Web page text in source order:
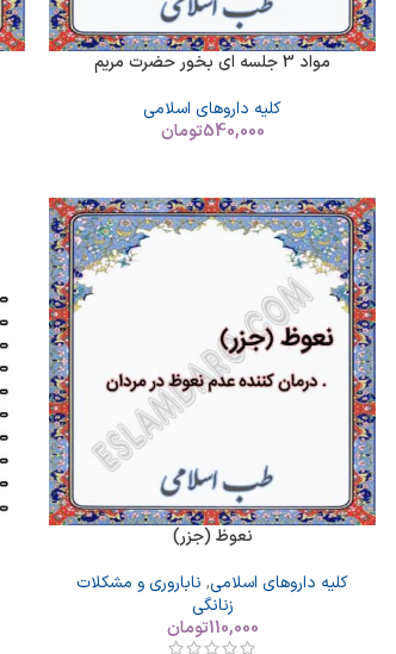
مواد 3 جلسه ای بخور حضرت مریم
کلیه داروهای اسلامی
540,000تومان
نعوظ (جزر)
کلیه داروهای اسلامی, ناباروری و مشکلات
زنانگی
110,000تومان